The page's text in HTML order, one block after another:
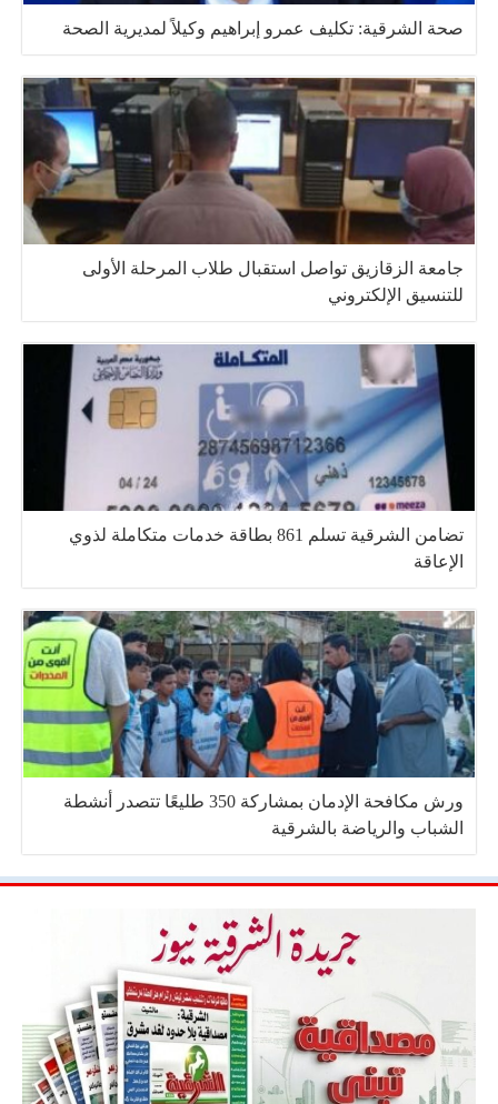
صحة الشرقية: تكليف عمرو إبراهيم وكيلاً لمديرية الصحة
جامعة الزقازيق تواصل استقبال طلاب المرحلة الأولى
للتنسيق الإلكتروني
تضامن الشرقية تسلم 861 بطاقة خدمات متكاملة لذوي
الإعاقة
ورش مكافحة الإدمان بمشاركة 350 طليعًا تتصدر أنشطة
الشباب والرياضة بالشرقية